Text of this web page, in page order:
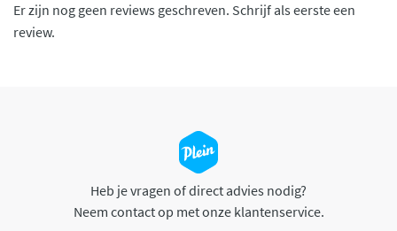
Er zijn nog geen reviews geschreven. Schrijf als eerste een
review.
Heb je vragen of direct advies nodig?
Neem contact op met onze klantenservice.